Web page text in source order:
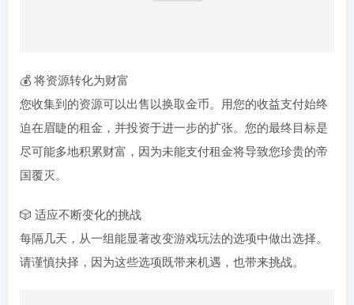
💰 将资源转化为财富
您收集到的资源可以出售以换取金币。用您的收益支付始终
迫在眉睫的租金，并投资于进一步的扩张。您的最终目标是
尽可能多地积累财富，因为未能支付租金将导致您珍贵的帝
国覆灭。
🎲 适应不断变化的挑战
每隔几天，从一组能显著改变游戏玩法的选项中做出选择。
请谨慎抉择，因为这些选项既带来机遇，也带来挑战。